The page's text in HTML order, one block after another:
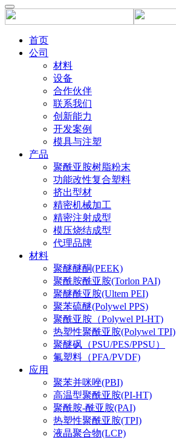
首页
公司
材料
设备
合作伙伴
联系我们
创新能力
开发案例
模具与注塑
产品
聚酰亚胺树脂粉末
功能改性复合塑料
挤出型材
精密机械加工
精密注射成型
模压烧结成型
代理品牌
材料
聚醚醚酮(PEEK)
聚酰胺酰亚胺(Torlon PAI)
聚醚酰亚胺(Ultem PEI)
聚苯硫醚(Polywel PPS)
聚酰亚胺（Polywel PI-HT)
热塑性聚酰亚胺(Polywel TPI)
聚醚砜（PSU/PES/PPSU）
氟塑料（PFA/PVDF)
应用
聚苯并咪唑(PBI)
高温型聚酰亚胺(PI-HT)
聚酰胺-酰亚胺(PAI)
热塑性聚酰亚胺(TPI)
液晶聚合物(LCP)